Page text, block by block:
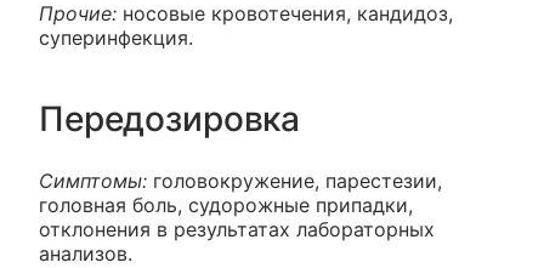
Прочие: носовые кровотечения, кандидоз,
суперинфекция.
Передозировка
Симптомы: головокружение, парестезии,
головная боль, судорожные припадки,
отклонения в результатах лабораторных
анализов.